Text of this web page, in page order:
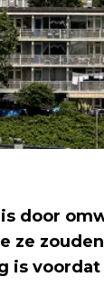
door
ze
is